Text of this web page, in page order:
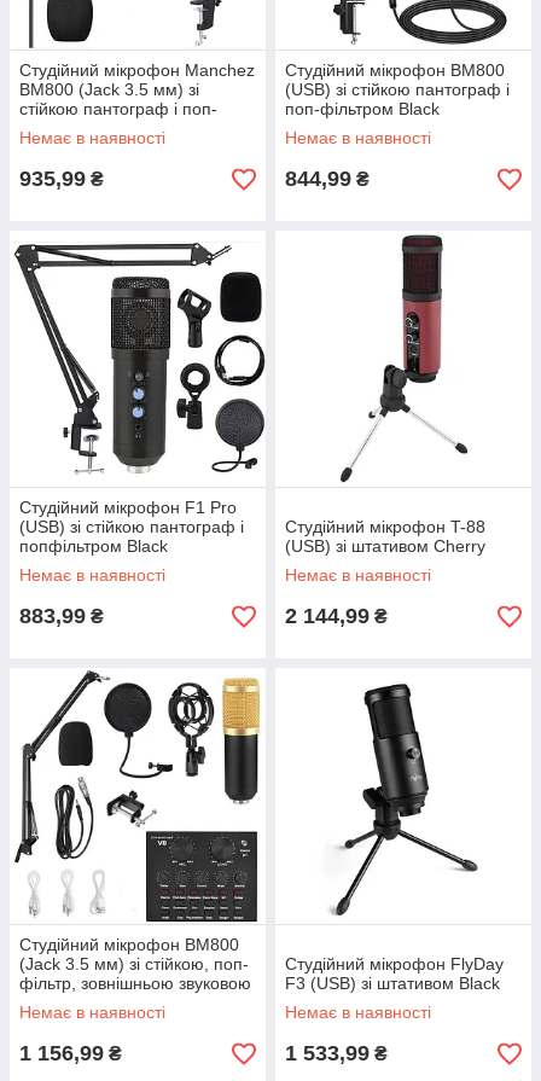
Студійний мікрофон Manchez
BM800 (Jack 3.5 мм) зі
стійкою пантограф і поп-
фільтром Black
Немає в наявності
935,99 ₴
Студійний мікрофон BM800
(USB) зі стійкою пантограф і
поп-фільтром Black
Немає в наявності
844,99 ₴
Студійний мікрофон F1 Pro
(USB) зі стійкою пантограф і
попфільтром Black
Немає в наявності
883,99 ₴
Студійний мікрофон T-88
(USB) зі штативом Cherry
Немає в наявності
2 144,99 ₴
Студійний мікрофон BM800
(Jack 3.5 мм) зі стійкою, поп-
фільтр, зовнішньою звуковою
картою Black/Gold
Немає в наявності
1 156,99 ₴
Студійний мікрофон FlyDay
F3 (USB) зі штативом Black
Немає в наявності
1 533,99 ₴